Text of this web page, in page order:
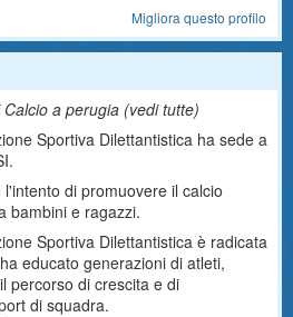
Migliora questo profilo
a perugia (vedi tutte)
Sportiva Dilettantistica ha sede a
di promuovere il calcio
bambini e ragazzi.
Sportiva Dilettantistica è radicata
educato generazioni di atleti,
percorso di crescita e di
di squadra.